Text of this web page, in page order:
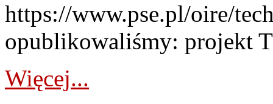
https://www.pse.pl/oire/
opublikowaliśmy: projekt
Więcej...